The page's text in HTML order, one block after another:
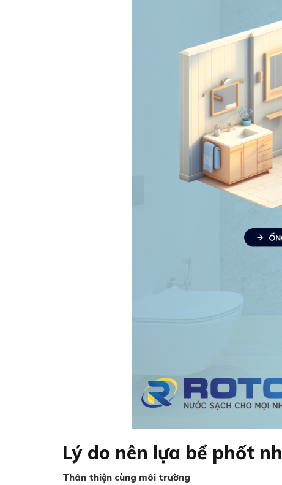
Lý do nên lựa bể phốt
Thân thiện cùng môi trường